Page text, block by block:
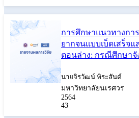
การศึกษาแนวทางก
ยากจนแบบเบ็ดเสร็จ
ตอนล่าง: กรณีศึกษา
นายจิรวัฒน์ พิระสันต์
มหาวิทยาลัยนเรศวร
2564
43